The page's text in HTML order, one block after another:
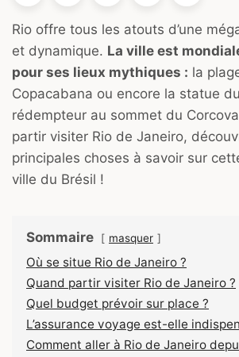
Rio offre tous les atouts d’une
et dynamique. La ville est
pour ses lieux mythiques : la
Copacabana ou encore la statue
rédempteur au sommet du
partir visiter Rio de Janeiro,
principales choses à savoir sur
ville du Brésil !
Sommaire masquer
Où se situe Rio de Janeiro ?
Quand partir visiter Rio de Janeiro ?
Quel budget prévoir sur place ?
L’assurance voyage est-elle
Comment aller à Rio de Janeiro